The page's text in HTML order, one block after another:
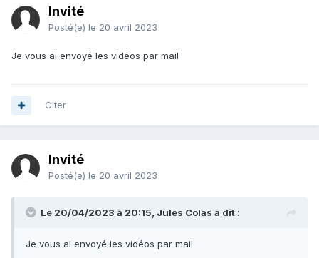
Invité
Posté(e) le 20 avril 2023
Je vous ai envoyé les vidéos par mail
Citer
Invité
Posté(e) le 20 avril 2023
Le 20/04/2023 à 20:15, Jules Colas a dit :
Je vous ai envoyé les vidéos par mail